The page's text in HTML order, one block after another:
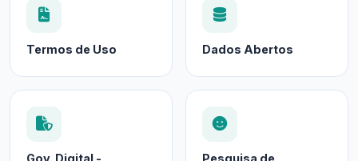
Termos de Uso Dados Abertos